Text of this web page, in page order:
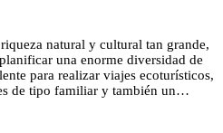
natural y cultural tan grande,
una enorme diversidad de
para realizar viajes ecoturísticos,
de tipo familiar y también un…